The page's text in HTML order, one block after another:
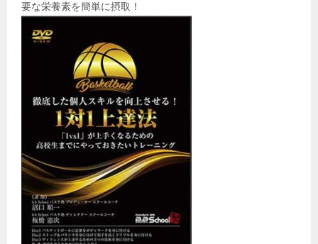
要な栄養素を簡単に摂取！